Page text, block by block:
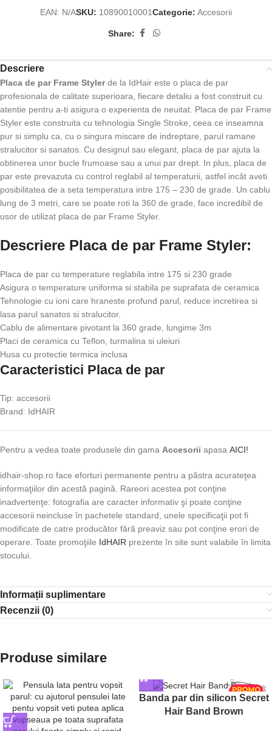
EAN: N/ASKU: 10890010001Categorie: Accesorii
Share:
Descriere
Placa de par Frame Stylerde la IdHair este o placa de par
profesionala de calitate superioara, fiecare detaliu a fost construit cu
atentie pentru a-ti asigura o experienta de neuitat. Placa de par Frame
Styler este construita cu tehnologia Single Stroke, ceea ce inseamna
pur si simplu ca, cu o singura miscare de indreptare, parul ramane
stralucitor si sanatos. Cu designul sau elegant, placa de par ajuta la
obtinerea unor bucle frumoase sau a unui par drept. In plus, placa de
par este prevazuta cu control reglabil al temperaturii, astfel incât aveti
posibilitatea de a seta temperatura intre 175 – 230 de grade. Un cablu
lung de 3 metri, care se poate roti la 360 de grade, face incredibil de
usor de utilizat placa de par Frame Styler.
Descriere Placa de par Frame Styler:
Placa de par cu temperature reglabila intre 175 si 230 grade
Asigura o temperature uniforma si stabila pe suprafata de ceramica
Tehnologie cu ioni care hraneste profund parul, reduce incretirea si
lasa parul sanatos si stralucitor.
Cablu de alimentare pivotant la 360 grade, lungime 3m
Placi de ceramica cu Teflon, turmalina si uleiuri
Husa cu protectie termica inclusa
Caracteristici Placa de par
Tip: accesorii
Brand: IdHAIR
Pentru a vedea toate produsele din gama Accesorii apasa AICI!
idhair-shop.ro face eforturi permanente pentru a păstra acurateţea
informaţiilor din acestă pagină. Rareori acestea pot conţine
inadvertenţe: fotografia are caracter informativ şi poate conţine
accesorii neincluse în pachetele standard, unele specificaţii pot fi
modificate de catre producător fără preaviz sau pot conţine erori de
operare. Toate promoţiile IdHAIR prezente în site sunt valabile în limita
stocului.
Informații suplimentare
Recenzii (0)
Produse similare
Banda par din silicon Secret
Hair Band Brown